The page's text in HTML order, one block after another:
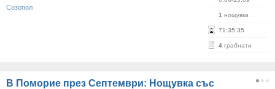
1 нощувка
71 :35:35
4 грабнати
Созопол
В Поморие през Септември: Нощувка със